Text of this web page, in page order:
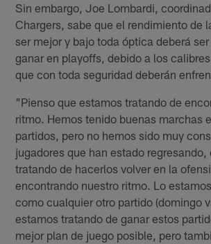
Sin embargo, Joe Lombardi,
Chargers, sabe que el rendimiento de
ser mejor y bajo toda óptica deberá
ganar en playoffs, debido a los
que con toda seguridad deberán
"Pienso que estamos tratando de
ritmo. Hemos tenido buenas marchas
partidos, pero no hemos sido muy
jugadores que han estado regresando,
tratando de hacerlos volver en la
encontrando nuestro ritmo. Lo
como cualquier otro partido (domingo
estamos tratando de ganar estos
mejor plan de juego posible, pero